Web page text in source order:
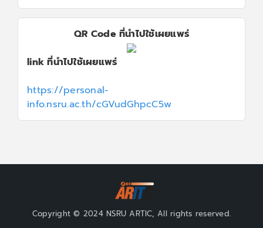
QR Code ที่นำไปใช้เผยแพร่
link ที่นำไปใช้เผยแพร่
https://personal-
info.nsru.ac.th/cGVudGhpcC5w
Copyright © 2024 NSRU ARTIC, All rights reserved.